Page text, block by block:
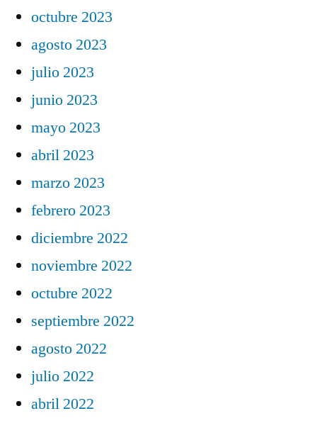
octubre 2023
agosto 2023
julio 2023
junio 2023
mayo 2023
abril 2023
marzo 2023
febrero 2023
diciembre 2022
noviembre 2022
octubre 2022
septiembre 2022
agosto 2022
julio 2022
abril 2022